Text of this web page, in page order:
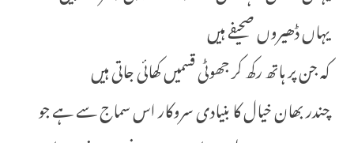
یہاں ڈھیروں صحیفے ہیں
کہ جن پر ہاتھ رکھ کر جھوٹی قسمیں کھائی جاتی ہیں
چندر بھان خیال کا بنیادی سروکار اس سماج سے ہے جو